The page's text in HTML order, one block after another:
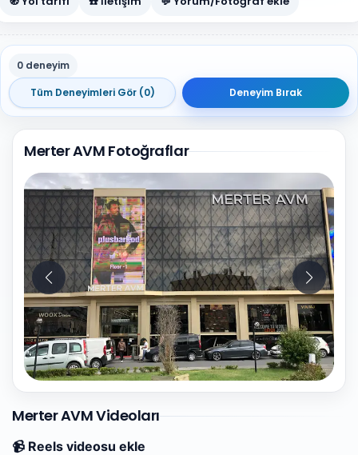
0 deneyim
Tüm Deneyimleri Gör (0)
Deneyim Bırak
Merter AVM Fotoğraflar
10Fotoğraf
Merter AVM Videoları
📹 Reels videosu ekle